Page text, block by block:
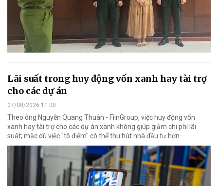
Lãi suất trong huy động vốn xanh hay tài trợ
cho các dự án
07/08/2026 11:00
Theo ông Nguyễn Quang Thuân - FiinGroup, việc huy động vốn
xanh hay tài trợ cho các dự án xanh không giúp giảm chi phí lãi
suất; mặc dù việc "tô điểm" có thể thu hút nhà đầu tư hơn.